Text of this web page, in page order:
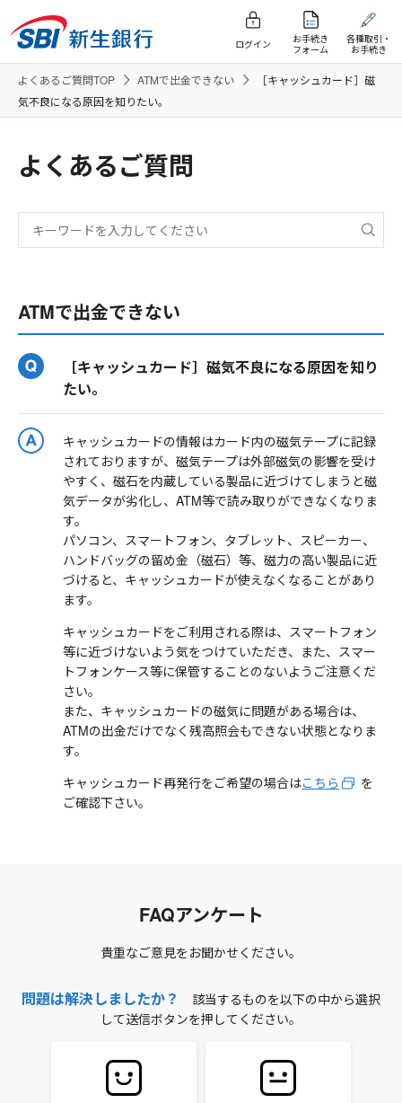
ログイン
お手続き
フォーム
各種取引・
お手続き
よくあるご質問TOP ATMで出金できない
［キャッシュカード］磁
気不良になる原因を知りたい。
よくあるご質問
ATMで出金できない
［キャッシュカード］磁気不良になる原因を知り
たい。
キャッシュカードの情報はカード内の磁気テープに記録
されておりますが、磁気テープは外部磁気の影響を受け
やすく、磁石を内蔵している製品に近づけてしまうと磁
気データが劣化し、ATM等で読み取りができなくなりま
す。
パソコン、スマートフォン、タブレット、スピーカー、
ハンドバッグの留め金（磁石）等、磁力の高い製品に近
づけると、キャッシュカードが使えなくなることがあり
ます。
キャッシュカードをご利用される際は、スマートフォン
等に近づけないよう気をつけていただき、また、スマー
トフォンケース等に保管することのないようご注意くだ
さい。
また、キャッシュカードの磁気に問題がある場合は、
ATMの出金だけでなく残高照会もできない状態となりま
す。
キャッシュカード再発行をご希望の場合はこちら
を
ご確認下さい。
FAQアンケート
貴重なご意見をお聞かせください。
問題は解決しましたか？
該当するものを以下の中から選択
して送信ボタンを押してください。